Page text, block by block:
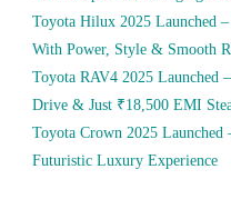
Toyota Hilux 2025 Launched
With Power, Style & Smooth
Toyota RAV4 2025 Launched
Drive & Just ₹18,500 EMI
Toyota Crown 2025
Futuristic Luxury Experience